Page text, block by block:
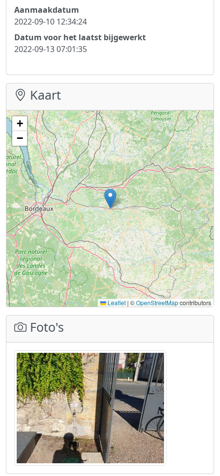
Aanmaakdatum
2022-09-10 12:34:24
Datum voor het laatst bijgewerkt
2022-09-13 07:01:35
Kaart
+
−
Leaflet | ©OpenStreetMapcontributors
Foto's